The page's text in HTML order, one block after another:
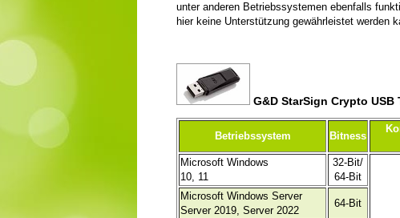
unter anderen Betriebssystemen ebenfalls
hier keine Unterstützung gewährleistet werden
G&D StarSign Crypto USB
Betriebssystem Bitness
Microsoft Windows
10, 11
32-Bit/
64-Bit
Microsoft Windows Server
Server 2019, Server 2022
64-Bit